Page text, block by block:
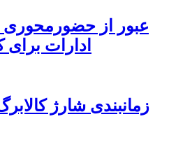
عبور از حضورمحوری
ادارات
زمانبندی شارژ